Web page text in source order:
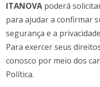
ITANOVA poderá
para ajudar a confirmar
segurança e a
Para exercer seus
conosco por meio dos
Política.